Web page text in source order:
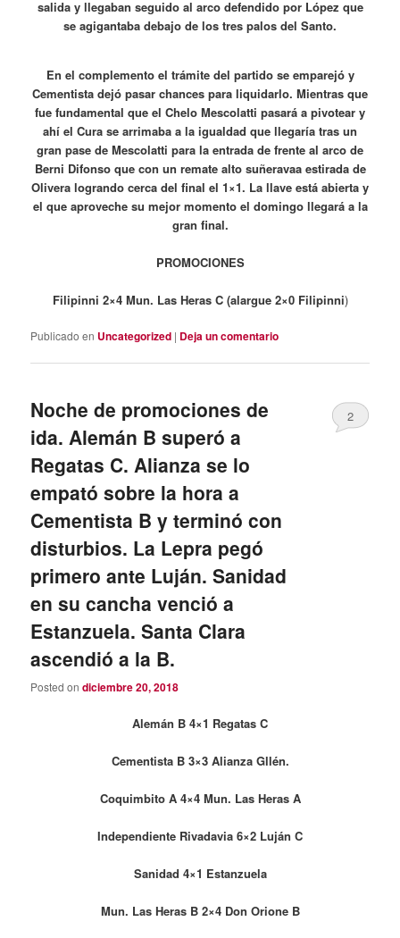
salida y llegaban seguido al arco defendido por López que
se agigantaba debajo de los tres palos del Santo.
En el complemento el trámite del partido se emparejó y
Cementista dejó pasar chances para liquidarlo. Mientras que
fue fundamental que el Chelo Mescolatti pasará a pivotear y
ahí el Cura se arrimaba a la igualdad que llegaría tras un
gran pase de Mescolatti para la entrada de frente al arco de
Berni Difonso que con un remate alto suñeravaa estirada de
Olivera logrando cerca del final el 1×1. La llave está abierta y
el que aproveche su mejor momento el domingo llegará a la
gran final.
PROMOCIONES
Filipinni 2×4 Mun. Las Heras C (alargue 2×0 Filipinni)
Publicado en Uncategorized | Deja un comentario
Noche de promociones de
ida. Alemán B superó a
Regatas C. Alianza se lo
empató sobre la hora a
Cementista B y terminó con
disturbios. La Lepra pegó
primero ante Luján. Sanidad
en su cancha venció a
Estanzuela. Santa Clara
ascendió a la B.
Posted ondiciembre 20, 2018
2
Alemán B 4×1 Regatas C
Cementista B 3×3 Alianza Gllén.
Coquimbito A 4×4 Mun. Las Heras A
Independiente Rivadavia 6×2 Luján C
Sanidad 4×1 Estanzuela
Mun. Las Heras B 2×4 Don Orione B